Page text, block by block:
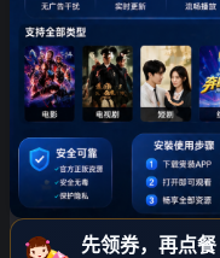
先领券，再点餐